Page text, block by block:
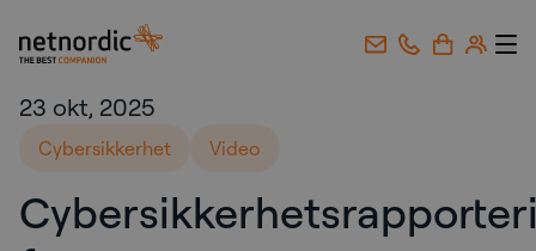
NetNordic Norway
23 okt, 2025
Cybersikkerhet Video